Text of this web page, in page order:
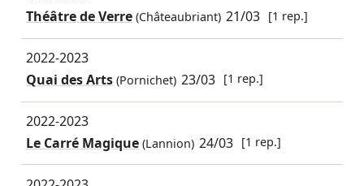
Théâtre de Verre(Châteaubriant) 21/03 [1 rep.]
2022-2023
Quai des Arts(Pornichet) 23/03 [1 rep.]
2022-2023
Le Carré Magique(Lannion) 24/03 [1 rep.]